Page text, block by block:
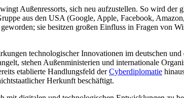
Außenressorts, sich neu aufzustellen. So wird
aus den USA (Google, Apple, Facebook,
sie besitzen großen Einfluss in Fragen von
technologischer Innovationen im deutschen
stehen Außenministerien und internatio­nale
etablierte Handlungsfeld derCyberdiplomatie
Herkunft beschäftigt.